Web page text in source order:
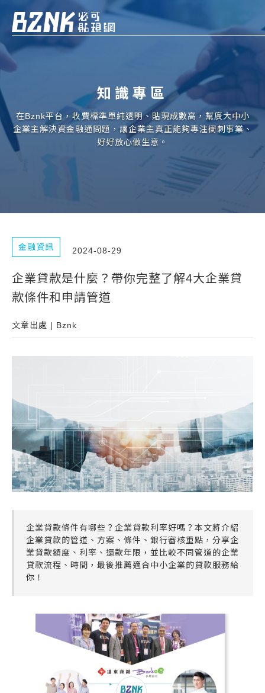
Bznk 必可貼現網
申貸
企業融資
房屋副擔保融資
常見問題
帳款轉讓
企業專案融資
知識專區
平台介紹
註冊 登入
知識專區
在Bznk平台，收費標準單純透明、貼現成數高，幫廣大中小
企業主解決資金融通問題，讓企業主真正能夠專注衝刺事業、
好好放心做生意。
金融資訊 2024-08-29
企業貸款是什麼？帶你完整了解4大企業貸
款條件和申請管道
文章出處 | Bznk
企業貸款條件有哪些？企業貸款利率好嗎？本文將介紹
企業貸款的管道、方案、條件、銀行審核重點，分享企
業貸款額度、利率、還款年限，並比較不同管道的企業
貸款流程、時間，最後推薦適合中小企業的貸款服務給
你！